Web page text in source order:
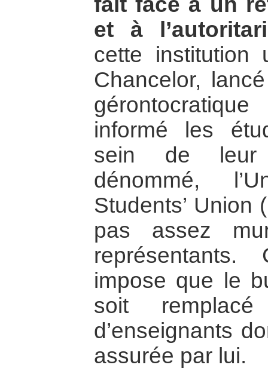
et à
cette institution
Chancelor,
informé les
sein de leur
dénommé,
Students’ Union
pas assez
impose que le
soit
d’enseignants
assurée par lui.